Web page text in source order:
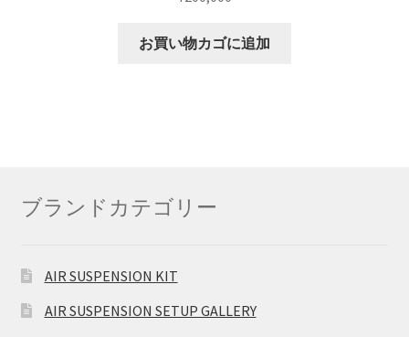
お買い物カゴに追加
ブランドカテゴリー
AIR SUSPENSION KIT
AIR SUSPENSION SETUP GALLERY